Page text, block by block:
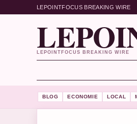
LEPOINTFOCUS BREAKING WIRE
LEPOINTFOCUS BREAKING WIRE
BLOG ECONOMIE LOCAL